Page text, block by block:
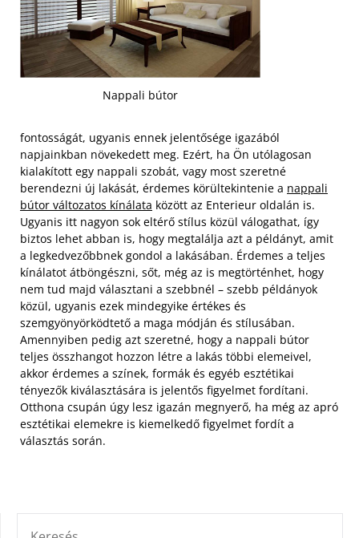
Nappali bútor
fontosságát, ugyanis ennek jelentősége igazából
napjainkban növekedett meg. Ezért, ha Ön utólagosan
kialakított egy nappali szobát, vagy most szeretné
berendezni új lakását, érdemes körültekintenie a nappali
bútor változatos kínálata között az Enterieur oldalán is.
Ugyanis itt nagyon sok eltérő stílus közül válogathat, így
biztos lehet abban is, hogy megtalálja azt a példányt, amit
a legkedvezőbbnek gondol a lakásában. Érdemes a teljes
kínálatot átböngészni, sőt, még az is megtörténhet, hogy
nem tud majd választani a szebbnél – szebb példányok
közül, ugyanis ezek mindegyike értékes és
szemgyönyörködtető a maga módján és stílusában.
Amennyiben pedig azt szeretné, hogy a nappali bútor
teljes összhangot hozzon létre a lakás többi elemeivel,
akkor érdemes a színek, formák és egyéb esztétikai
tényezők kiválasztására is jelentős figyelmet fordítani.
Otthona csupán úgy lesz igazán megnyerő, ha még az apró
esztétikai elemekre is kiemelkedő figyelmet fordít a
választás során.